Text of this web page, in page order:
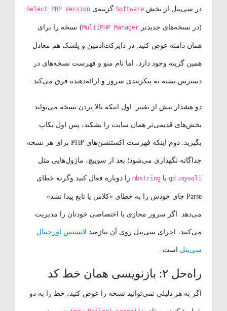
در سی‌پنل از بخشSoftwareگزینه‌یSelect PHP Version
(در نسخه‌های جدیدترMultiPHP Manager ) نسخه را برای
همان دامنه عوض کنید. در دایرکت‌ادمین و پلسک هم معادل
همین گزینه وجود دارد، اما نام منو و فهرست نسخه‌های در
دسترس بسته به پیکربندی سرور و ارائه‌دهنده فرق می‌کند.
دو هشدار پیش از تغییر: اول اینکه بالا بردن نسخه می‌تواند
بخش‌های قدیمی‌تر همان سایت را بشکند، پس اول بکاپ
بگیرید. دوم اینکه فهرست اکستنشن‌های PHP برای هر نسخه
جداگانه نگهداری می‌شود؛ بعد از سوییچ، ماژول‌هایی مثل
mysqli،gd یاmbstringرا دوباره فعال کنید وگرنه خطای
Parse جای خودش را به خطای «کلاس یا تابع پیدا نشد»
می‌دهد. اگر سرور مجازی یا اختصاصی خودتان را مدیریت
می‌کنید، اجرای سی‌پنل روی آن نیازمندلایسنس اورجینال
سی‌پنلاست.
راه‌حل ۲: بازنویسی همان خط کد
اگر به هر دلیلی نمی‌توانید نسخه را عوض کنید، خط را به دو